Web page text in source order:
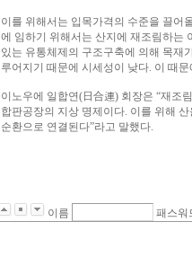
이를 위해서는 입목가격의 수준을 끌어
에 임하기 위해서는 산지에 재조림하는
있는 유통체제의 구조구축에 의해 목재
루어지기 때문에 시세성이 낮다. 이 때
이노우에 일합연(日合連) 회장은 “재조
합판공장의 지상 명제이다. 이를 위해
순환으로 연결된다”라고 말했다.
이름 패스